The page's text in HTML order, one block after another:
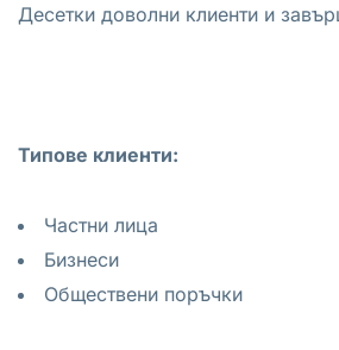
Десетки доволни клиенти и
Типове клиенти:
Частни лица
Бизнеси
Обществени поръчки